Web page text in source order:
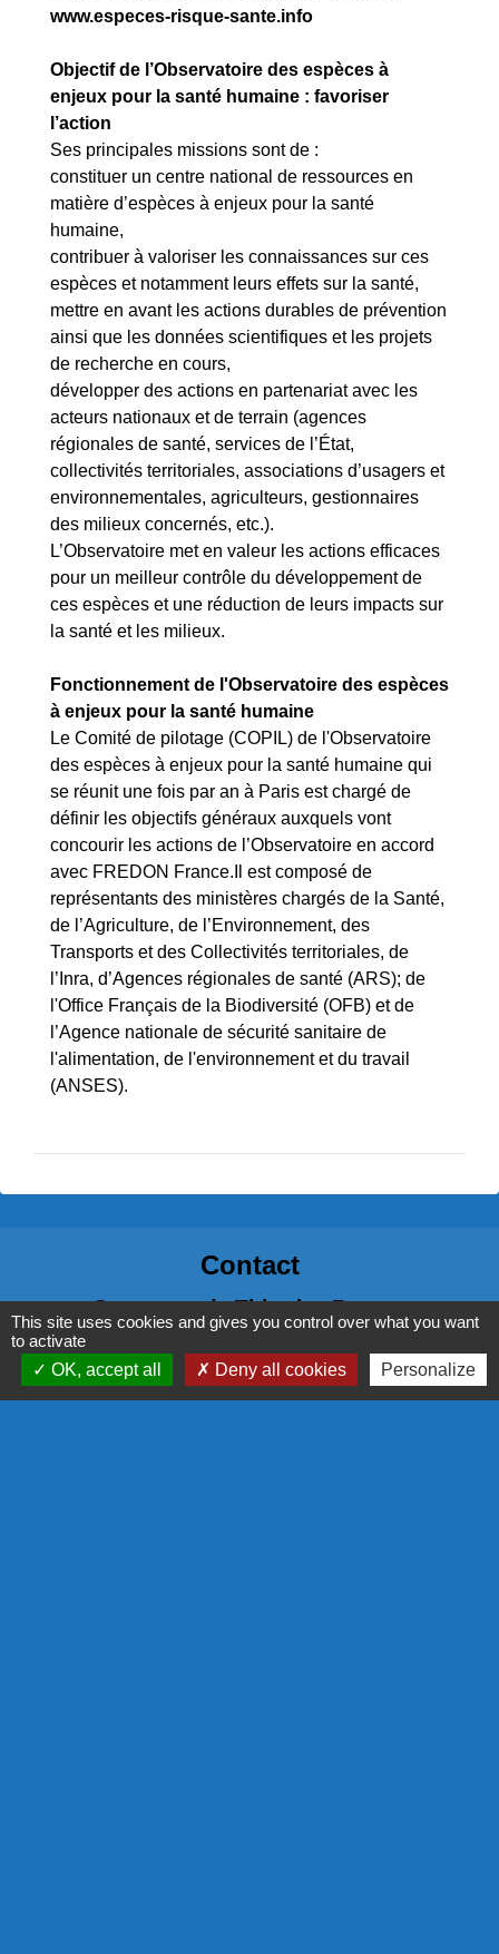
www.especes-risque-sante.info
Objectif de l’Observatoire des espèces à
enjeux pour la santé humaine : favoriser
l’action
Ses principales missions sont de :
constituer un centre national de ressources en
matière d’espèces à enjeux pour la santé
humaine,
contribuer à valoriser les connaissances sur ces
espèces et notamment leurs effets sur la santé,
mettre en avant les actions durables de prévention
ainsi que les données scientifiques et les projets
de recherche en cours,
développer des actions en partenariat avec les
acteurs nationaux et de terrain (agences
régionales de santé, services de l’État,
collectivités territoriales, associations d’usagers et
environnementales, agriculteurs, gestionnaires
des milieux concernés, etc.).
L’Observatoire met en valeur les actions efficaces
pour un meilleur contrôle du développement de
ces espèces et une réduction de leurs impacts sur
la santé et les milieux.
Fonctionnement de l'Observatoire des espèces
à enjeux pour la santé humaine
Le Comité de pilotage (COPIL) de l'Observatoire
des espèces à enjeux pour la santé humaine qui
se réunit une fois par an à Paris est chargé de
définir les objectifs généraux auxquels vont
concourir les actions de l’Observatoire en accord
avec FREDON France.Il est composé de
représentants des ministères chargés de la Santé,
de l’Agriculture, de l’Environnement, des
Transports et des Collectivités territoriales, de
l’Inra, d’Agences régionales de santé (ARS); de
l'Office Français de la Biodiversité (OFB) et de
l’Agence nationale de sécurité sanitaire de
l'alimentation, de l'environnement et du travail
(ANSES).
Contact
Commune de Thizy les Bourgs
1 rue Veuve Crozet
69240 Thizy les Bourgs - FRANCE
+33 4 74 64 65 90
This site uses cookies and gives you control over what you want
to activate
OK, accept all
Deny all cookies Personalize